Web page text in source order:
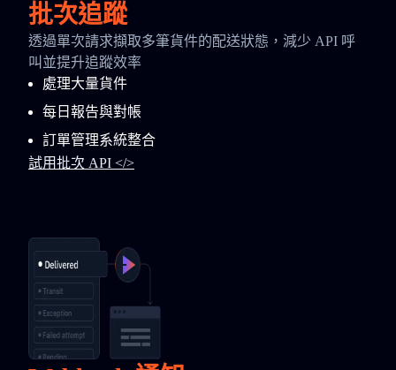
批次追蹤
透過單次請求擷取多筆貨件的配送狀態，減少 API 呼
叫並提升追蹤效率
處理大量貨件
每日報告與對帳
訂單管理系統整合
試用批次 API </>